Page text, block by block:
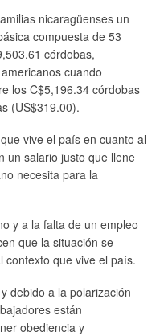
nicaragüenses un
compuesta de 53
córdobas,
cuando
los C$5,196.34 córdobas
(US$319.00).
vive el país en cuanto al
un salario justo que llene
necesita para la
y a la falta de un empleo
que la situación se
contexto que vive el país.
debido a la polarización
están
obediencia y